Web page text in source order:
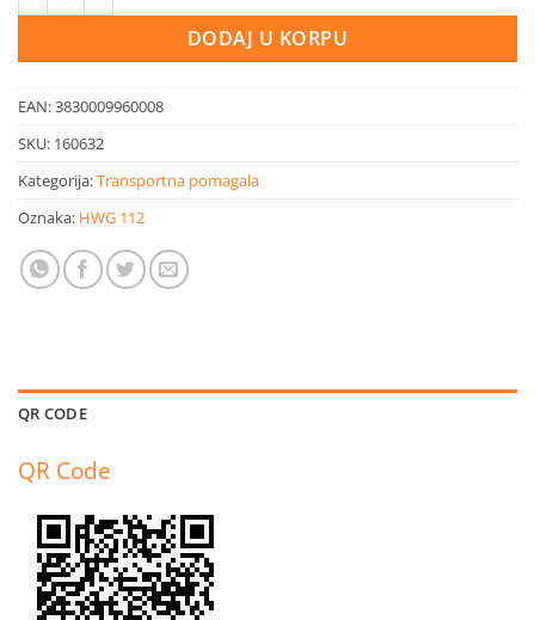
DODAJ U KORPU
EAN:3830009960008
SKU: 160632
Kategorija:Transportna pomagala
Oznaka: HWG 112
QR CODE
QR Code